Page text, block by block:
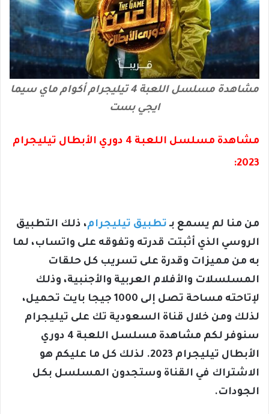
مشاهدة مسلسل اللعبة 4 تيليجرام أكوام ماي سيما
ايجي بست
مشاهدة مسلسل اللعبة 4 دوري الأبطال تيليجرام
2023:
من منا لم يسمع بـ تطبيق تيليجرام، ذلك التطبيق
الروسي الذي أثبتت قدرته وتفوقه على واتساب، لما
به من مميزات وقدرة على تسريب كل حلقات
المسلسلات والأفلام العربية والأجنبية، وذلك
لإتاحته مساحة تصل إلى 1000 جيجا بايت تحميل،
لذلك ومن خلال قناة السعودية تك على تيليجرام
سنوفر لكم مشاهدة مسلسل اللعبة 4 دوري
الأبطال تيليجرام 2023. لذلك كل ما عليكم هو
الاشتراك في القناة وستجدون المسلسل بكل
الجودات.